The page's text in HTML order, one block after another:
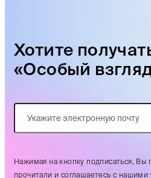
Хотите
«Особый
Нажимая на кнопку подписаться, Вы
прочитали и соглашаетесь с нашими